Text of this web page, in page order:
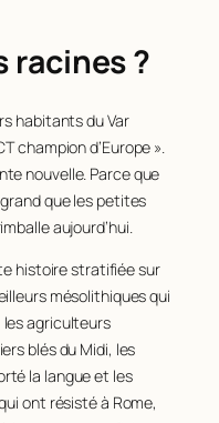
racines ?
habitants du Var
champion d’Europe ».
nouvelle. Parce que
que les petites
aujourd’hui.
histoire stratifiée sur
mésolithiques qui
agriculteurs
blés du Midi, les
la langue et les
ont résisté à Rome,